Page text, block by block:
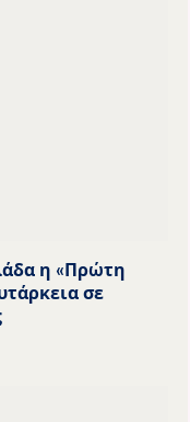
η «Πρώτη
σε